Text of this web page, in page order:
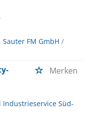
Sauter FM GmbH /
Merken
Industrieservice Süd-